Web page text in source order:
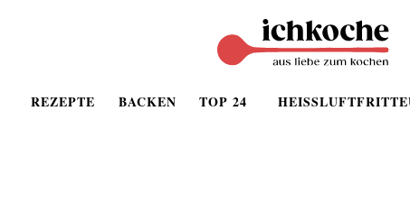
REZEPTE BACKEN TOP 24